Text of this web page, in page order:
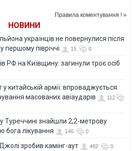
Правила коментування ! »
НОВИНИ
українців не повернулися після
першому півріччі
15 0
РФ на Київщину: загинули троє осіб
у китайській армії: впроваджується
масованих авіаударів
112
у Туреччині знайшли 2,2-метрову
бога лікування
146 0
зробив камінг-аут 482 0